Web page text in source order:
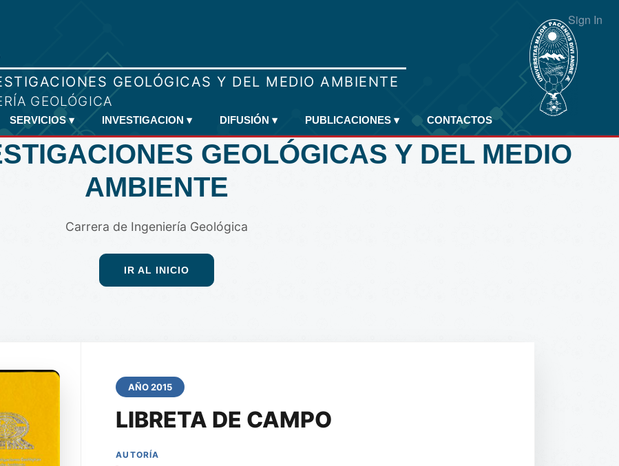
Sign In
SERVICIOS ▾ INVESTIGACION ▾ DIFUSIÓN ▾ PUBLICACIONES ▾ CONTACTOS
GEOLÓGICAS Y DEL MEDIO
AMBIENTE
Carrera de Ingeniería Geológica
IR AL INICIO
AÑO 2015
LIBRETA DE CAMPO
AUTORÍA